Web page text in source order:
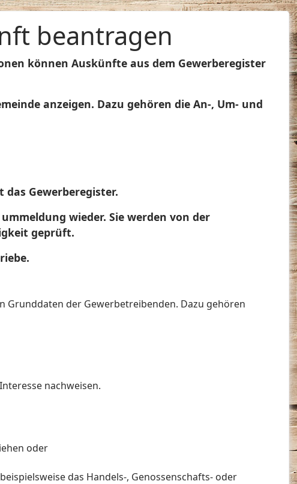
beantragen
können Auskünfte aus dem Gewerberegister
anzeigen. Dazu gehören die An-, Um- und
das Gewerberegister.
wieder. Sie werden von der
geprüft.
Grunddaten der Gewerbetreibenden. Dazu gehören
nachweisen.
oder
das Handels-, Genossenschafts- oder